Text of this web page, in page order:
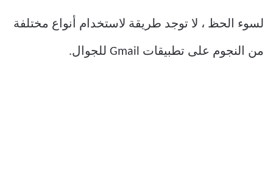
لسوء الحظ ، لا توجد طريقة لاستخدام أنواع مختلفة
من النجوم على تطبيقات Gmail للجوال.